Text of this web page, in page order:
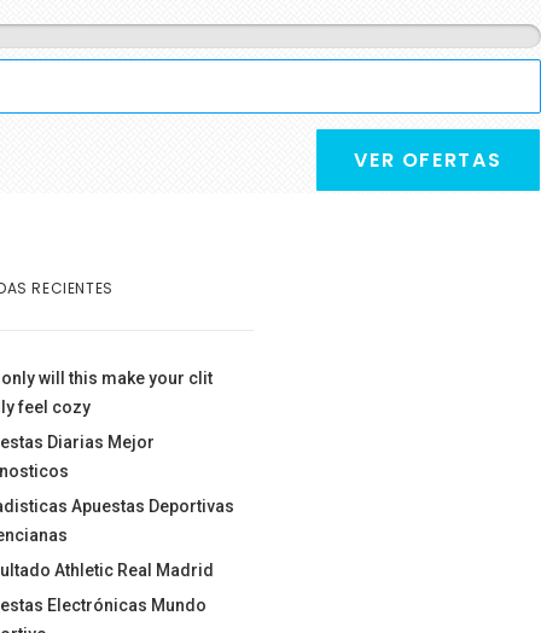
VER OFERTAS
RECIENTES
only will this make your clit
feel cozy
Diarias Mejor
Apuestas Deportivas
Athletic Real Madrid
Electrónicas Mundo